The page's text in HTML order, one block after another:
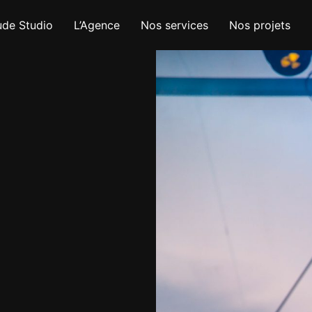
Studio L’Agence Nos services Nos projets